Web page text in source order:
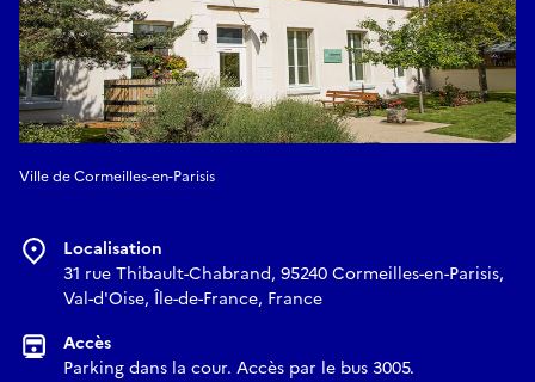
Ville de Cormeilles-en-Parisis
Localisation
31 rue Thibault-Chabrand, 95240 Cormeilles-en-Parisis,
Val-d'Oise, Île-de-France, France
Accès
Parking dans la cour. Accès par le bus 3005.